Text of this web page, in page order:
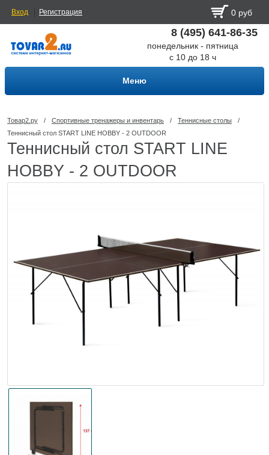
Вход Регистрация 0 руб
8 (495) 641-86-35
понедельник - пятница
с 10 до 18 ч
Меню
Товар2.ру / Спортивные тренажеры и инвентарь / Теннисные столы
/
Теннисный стол START LINE HOBBY - 2 OUTDOOR
Теннисный стол START LINE
HOBBY - 2 OUTDOOR